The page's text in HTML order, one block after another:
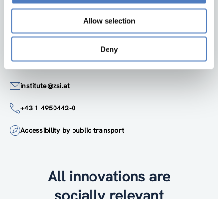
Allow selection
Deny
Zentrum für Soziale Innovation GmbH
Austria
institute@zsi.at
+43 1 4950442-0
Accessibility by public transport
All innovations are